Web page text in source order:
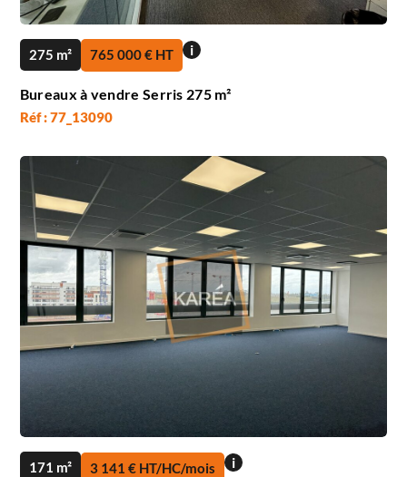
275 m² 765 000 € HT i
Bureaux à vendre Serris 275 m²
Réf : 77_13090
171 m² 3 141 € HT/HC/mois i